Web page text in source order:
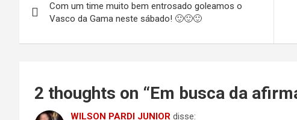
de
Post
Com um time muito bem entrosado goleamos o
Vasco da Gama neste sábado! 🙂🙂🙂
2 thoughts on “Em busca da
WILSON PARDI JUNIOR disse: